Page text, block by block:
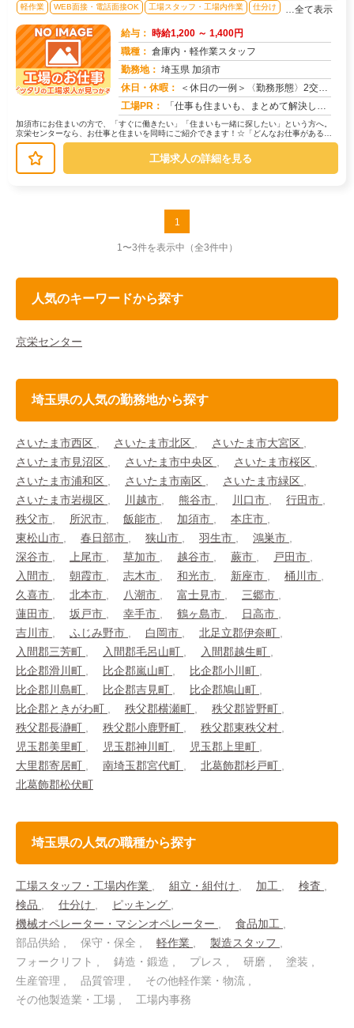
軽作業 WEB面接・電話面接OK 工場スタッフ・工場内作業 仕分け …全て表示
給与： 時給1,200 ～ 1,400円
職種： 倉庫内・軽作業スタッフ
勤務地： 埼玉県 加須市
休日・休暇：
＜休日の一例＞〈勤務形態〉2交替〈休日〉土日★ＧＷ・夏季・冬季・年末年始休暇あり★有給休暇あり※配属先により休日・...
工場PR：
「仕事も住まいも、まとめて解決したい！」そんなあなたを応援します。株式会社京栄センターでは、全国の工場求人をご紹介...
加須市にお住まいの方で、「すぐに働きたい」「住まいも一緒に探したい」という方へ。
京栄センターなら、お仕事と住まいを同時にご紹介できます！☆「どんなお仕事がある
の？」→ 製造・組立・検査・軽作業な...
工場求人の詳細を見る
1
1〜3件を表示中 （全3件中）
人気のキーワードから探す
京栄センター
埼玉県の人気の勤務地から探す
さいたま市西区 さいたま市北区
さいたま市大宮区
さいたま市見沼区
さいたま市中央区
さいたま市桜区
さいたま市浦和区
さいたま市南区
さいたま市緑区
さいたま市岩槻区
川越市 熊谷市 川口市
行田市
秩父市
所沢市 飯能市 加須市
本庄市
東松山市
春日部市 狭山市 羽生市
鴻巣市
深谷市
上尾市 草加市 越谷市 蕨市
戸田市
入間市
朝霞市 志木市 和光市 新座市
桶川市
久喜市
北本市 八潮市 富士見市
三郷市
蓮田市
坂戸市 幸手市 鶴ヶ島市
日高市
吉川市
ふじみ野市 白岡市
北足立郡伊奈町
入間郡三芳町
入間郡毛呂山町
入間郡越生町
比企郡滑川町
比企郡嵐山町
比企郡小川町
比企郡川島町
比企郡吉見町
比企郡鳩山町
比企郡ときがわ町
秩父郡横瀬町
秩父郡皆野町
秩父郡長瀞町
秩父郡小鹿野町
秩父郡東秩父村
児玉郡美里町
児玉郡神川町
児玉郡上里町
大里郡寄居町
南埼玉郡宮代町
北葛飾郡杉戸町
北葛飾郡松伏町
埼玉県の人気の職種から探す
工場スタッフ・工場内作業 組立・組付け 加工
検査
検品
仕分け
ピッキング
機械オペレーター・マシンオペレーター
食品加工
部品供給
保守・保全 軽作業
製造スタッフ
フォークリフト
鋳造・鍛造 プレス 研磨
塗装
生産管理
品質管理
その他軽作業・物流
その他製造業・工場
工場内事務